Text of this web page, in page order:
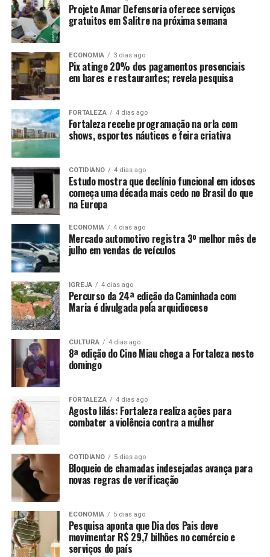
Projeto Amar Defensoria oferece serviços
gratuitos em Salitre na próxima semana
ECONOMIA 3 dias ago
Pix atinge 20% dos pagamentos presenciais
em bares e restaurantes; revela pesquisa
FORTALEZA 4 dias ago
Fortaleza recebe programação na orla com
shows, esportes náuticos e feira criativa
COTIDIANO 4 dias ago
Estudo mostra que declínio funcional em idosos
começa uma década mais cedo no Brasil do que
na Europa
ECONOMIA 4 dias ago
Mercado automotivo registra 3º melhor mês de
julho em vendas de veículos
IGREJA 4 dias ago
Percurso da 24ª edição da Caminhada com
Maria é divulgada pela arquidiocese
CULTURA 4 dias ago
8ª edição do Cine Miau chega a Fortaleza neste
domingo
FORTALEZA 4 dias ago
Agosto lilás: Fortaleza realiza ações para
combater a violência contra a mulher
COTIDIANO 5 dias ago
Bloqueio de chamadas indesejadas avança para
novas regras de verificação
ECONOMIA 5 dias ago
Pesquisa aponta que Dia dos Pais deve
movimentar R$ 29,7 bilhões no comércio e
serviços do país